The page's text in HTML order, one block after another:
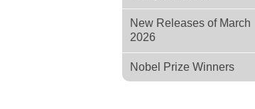
New Releases of March
2026
Nobel Prize Winners